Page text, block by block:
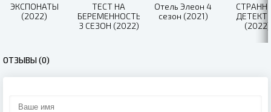
ЭКСПОНАТЫ
(2022)
ТЕСТ НА
БЕРЕМЕННОСТЬ
3 СЕЗОН (2022)
Отель Элеон 4
сезон (2021)
(2022)
ОТЗЫВЫ (0)